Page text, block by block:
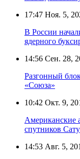
17:47 Ноя. 5,
В России
ядерного
14:56 Сен. 28,
Разгонный
«Союза»
10:42 Окт. 9,
Американские
спутников
14:53 Авг. 5,